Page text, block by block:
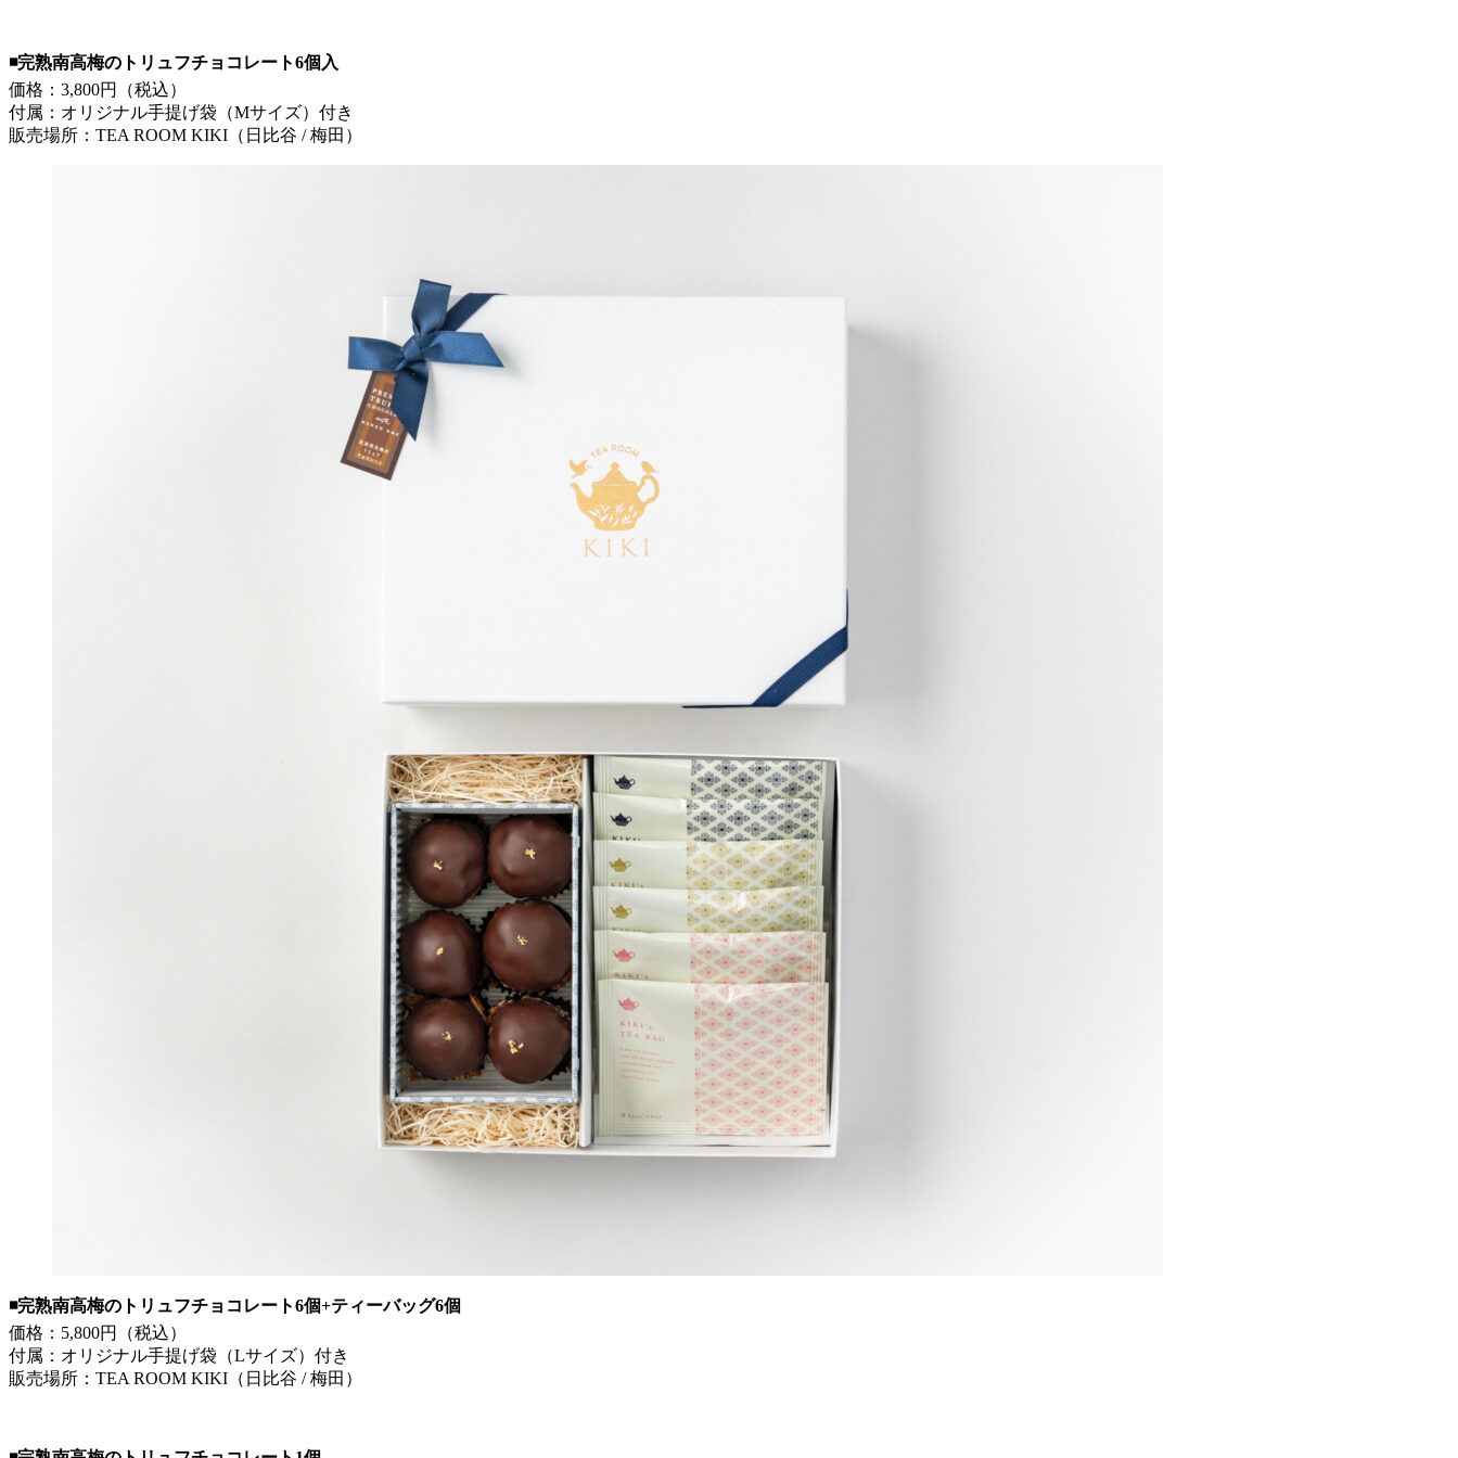
◾️完熟南高梅のトリュフチョコレート6個入
価格：3,800円（税込）
付属：オリジナル手提げ袋（Mサイズ）付き
販売場所：TEA ROOM KIKI（日比谷 / 梅田）
◾️完熟南高梅のトリュフチョコレート6個+ティーバッグ6個
価格：5,800円（税込）
付属：オリジナル手提げ袋（Lサイズ）付き
販売場所：TEA ROOM KIKI（日比谷 / 梅田）